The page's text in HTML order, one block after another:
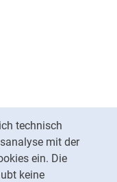
technisch
mit der
ein. Die
keine